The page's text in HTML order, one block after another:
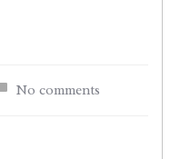
No comments